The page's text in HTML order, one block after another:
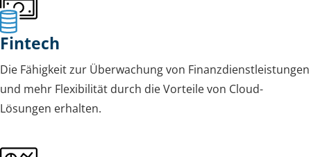
Fintech
Die Fähigkeit zur Überwachung von Finanzdienstleistungen
und mehr Flexibilität durch die Vorteile von Cloud-
Lösungen erhalten.